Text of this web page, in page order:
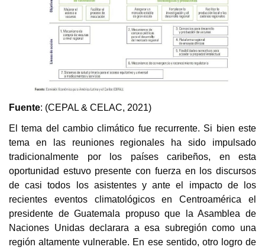
Fuente: (CEPAL & CELAC, 2021)
El tema del cambio climático fue recurrente. Si bien este
tema en las reuniones regionales ha sido impulsado
tradicionalmente por los países caribeños, en esta
oportunidad estuvo presente con fuerza en los discursos
de casi todos los asistentes y ante el impacto de los
recientes eventos climatológicos en Centroamérica el
presidente de Guatemala propuso que la Asamblea de
Naciones Unidas declarara a esa subregión como una
región altamente vulnerable. En ese sentido, otro logro de